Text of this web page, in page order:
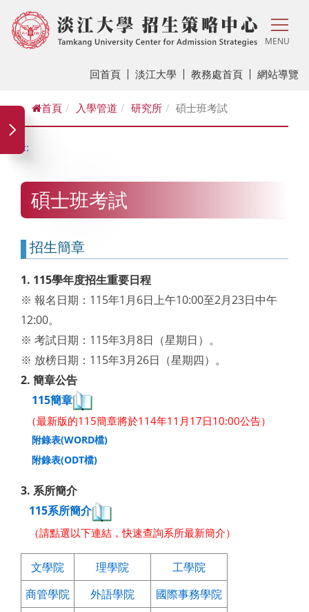
MENU
回首頁 淡江大學 教務處首頁 網站導覽
首頁 入學管道 研究所 碩士班考試
:::
碩士班考試
招生簡章
1. 115學年度招生重要日程
※ 報名日期：115年1月6日上午10:00至2月23日中午
12:00。
※ 考試日期：115年3月8日（星期日）。
※ 放榜日期 ：115年3月26日（星期四）。
2. 簡章公告
115簡章
（最新版的115簡章將於114年11月17日10:00公告）
附錄表(WORD檔)
附錄表(ODT檔)
3. 系所簡介
115系所簡介
（請點選以下連結，快速查詢系所最新簡介）
文學院 理學院
工學院
商管學院
外語學院
國際事務學院